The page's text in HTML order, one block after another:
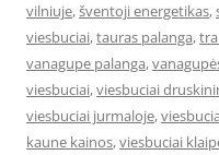
vilniuje,šventoji energetikas,
viesbuciai,tauras palanga,
vanagupe palanga,
viesbuciai,viesbuciai
viesbuciai jurmaloje,
kaune kainos,viesbuciai